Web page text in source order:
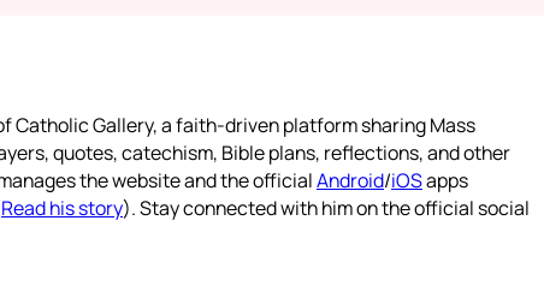
Catholic Gallery, a faith-driven platform sharing Mass
quotes, catechism, Bible plans, reflections, and other
the website and the officialAndroid/iOSapps
Read his story). Stay connected with him on the official social